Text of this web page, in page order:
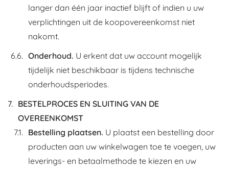
langer dan één jaar inactief blijft of indien u uw
verplichtingen uit de koopovereenkomst niet
nakomt.
Onderhoud. U erkent dat uw account mogelijk
tijdelijk niet beschikbaar is tijdens technische
onderhoudsperiodes.
BESTELPROCES EN SLUITING VAN DE
OVEREENKOMST
Bestelling plaatsen. U plaatst een bestelling door
producten aan uw winkelwagen toe te voegen, uw
leverings- en betaalmethode te kiezen en uw